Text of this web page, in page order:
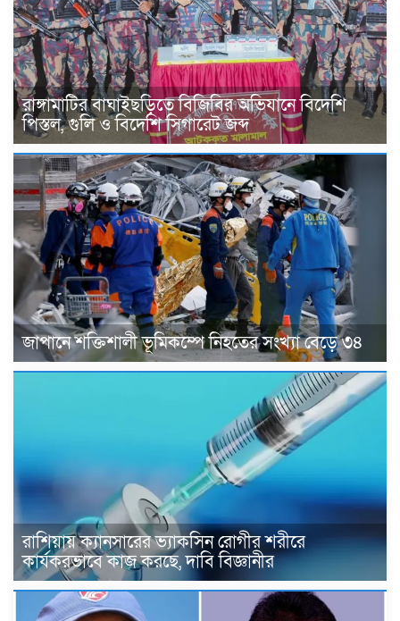
রাঙ্গামাটির বাঘাইছড়িতে বিজিবির অভিযানে বিদেশি
পিস্তল, গুলি ও বিদেশি সিগারেট জব্দ
জাপানে শক্তিশালী ভূমিকম্পে নিহতের সংখ্যা বেড়ে ৩৪
রাশিয়ায় ক্যানসারের ভ্যাকসিন রোগীর শরীরে
কার্যকরভাবে কাজ করছে, দাবি বিজ্ঞানীর